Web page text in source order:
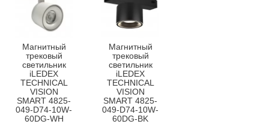
Магнитный
трековый
светильник
iLEDEX
TECHNICAL
VISION
SMART 4825-
049-D74-10W-
60DG-WH
Магнитный
трековый
светильник
iLEDEX
TECHNICAL
VISION
SMART 4825-
049-D74-10W-
60DG-BK